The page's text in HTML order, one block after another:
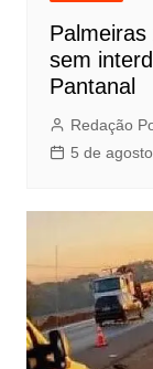
sem
Pantanal
Redação
5 de